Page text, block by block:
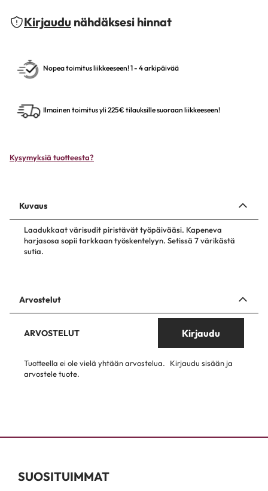
Kirjaudu nähdäksesi hinnat
Nopea toimitus liikkeeseen! 1 - 4 arkipäivää
Ilmainen toimitus yli 225€ tilauksille suoraan liikkeeseen!
Kysymyksiä tuotteesta?
Kuvaus
Laadukkaat värisudit piristävät työpäivääsi. Kapeneva
harjasosa sopii tarkkaan työskentelyyn. Setissä 7 värikästä
sutia.
Arvostelut
ARVOSTELUT Kirjaudu
Tuotteella ei ole vielä yhtään arvostelua.
Kirjaudu sisään ja
arvostele tuote.
SUOSITUIMMAT